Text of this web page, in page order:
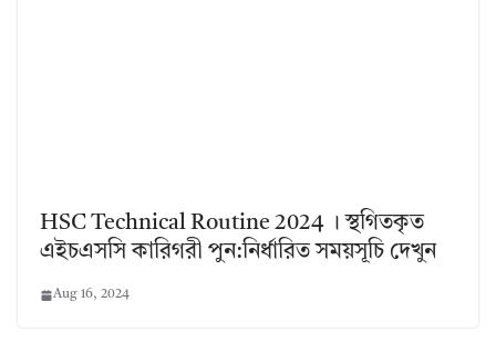
HSC Technical Routine 2024 । স্থগিতকৃত
এইচএসসি কারিগরী পুন:নির্ধারিত সময়সূচি দেখুন
Aug 16, 2024